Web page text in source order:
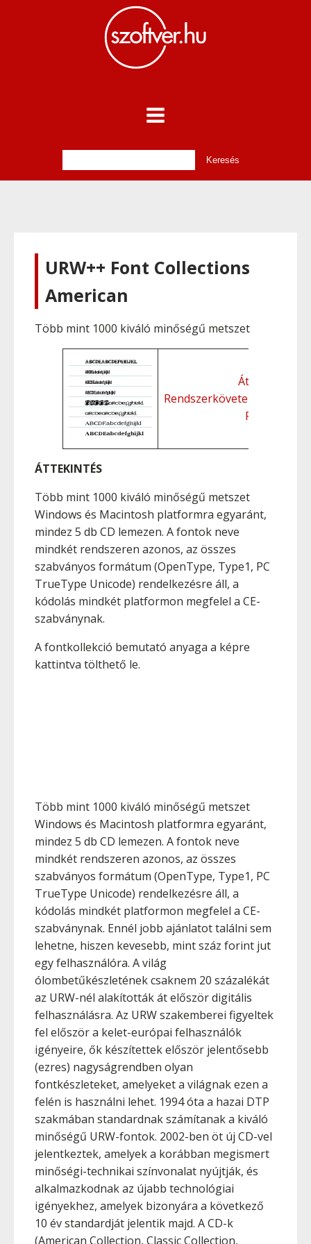
URW++ Font Collections
American
Több mint 1000 kiváló minőségű metszet
Áttekintés
Rendszerkövetelmények
Funkciók
ÁTTEKINTÉS
Több mint 1000 kiváló minőségű metszet
Windows és Macintosh platformra egyaránt,
mindez 5 db CD lemezen. A fontok neve
mindkét rendszeren azonos, az összes
szabványos formátum (OpenType, Type1, PC
TrueType Unicode) rendelkezésre áll, a
kódolás mindkét platformon megfelel a CE-
szabványnak.
A fontkollekció bemutató anyaga a képre
kattintva tölthető le.
Több mint 1000 kiváló minőségű metszet
Windows és Macintosh platformra egyaránt,
mindez 5 db CD lemezen. A fontok neve
mindkét rendszeren azonos, az összes
szabványos formátum (OpenType, Type1, PC
TrueType Unicode) rendelkezésre áll, a
kódolás mindkét platformon megfelel a CE-
szabványnak. Ennél jobb ajánlatot találni sem
lehetne, hiszen kevesebb, mint száz forint jut
egy felhasználóra. A világ
ólombetűkészletének csaknem 20 százalékát
az URW-nél alakították át először digitális
felhasználásra. Az URW szakemberei figyeltek
fel először a kelet-európai felhasználók
igényeire, ők készítettek először jelentősebb
(ezres) nagyságrendben olyan
fontkészleteket, amelyeket a világnak ezen a
felén is használni lehet. 1994 óta a hazai DTP
szakmában standardnak számítanak a kiváló
minőségű URW-fontok. 2002-ben öt új CD-vel
jelentkeztek, amelyek a korábban megismert
minőségi-technikai színvonalat nyújtják, és
alkalmazkodnak az újabb technológiai
igényekhez, amelyek bizonyára a következő
10 év standardját jelentik majd. A CD-k
(American Collection, Classic Collection,